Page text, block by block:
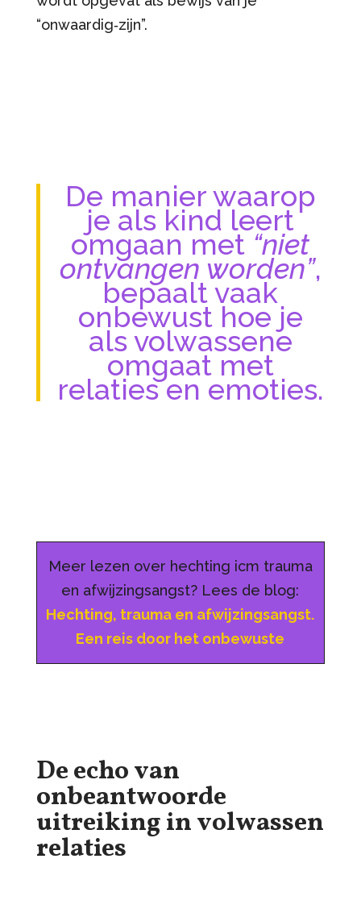
“onwaardig‑zijn”.
De manier waarop
je als kind leert
omgaan met “niet
ontvangen worden”,
bepaalt vaak
onbewust hoe je
als volwassene
omgaat met
relaties en emoties.
Meer lezen over hechting icm trauma
en afwijzingsangst? Lees de blog:
Hechting, trauma en afwijzingsangst.
Een reis door het onbewuste
De echo van
onbeantwoorde
uitreiking in volwassen
relaties